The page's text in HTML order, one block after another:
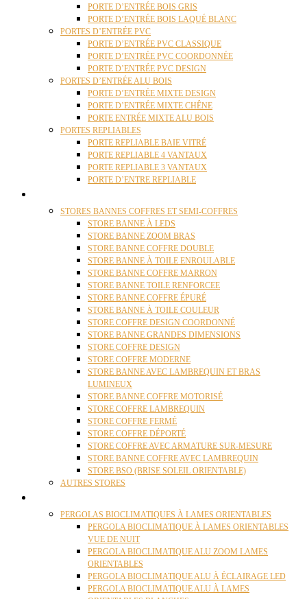
PORTE D’ENTRÉE BOIS GRIS
PORTE D’ENTRÉE BOIS LAQUÉ BLANC
PORTES D’ENTRÉE PVC
PORTE D’ENTRÉE PVC CLASSIQUE
PORTE D’ENTRÉE PVC COORDONNÉE
PORTE D’ENTRÉE PVC DESIGN
PORTES D’ENTRÉE ALU BOIS
PORTE D’ENTRÉE MIXTE DESIGN
PORTE D’ENTRÉE MIXTE CHÊNE
PORTE ENTRÉE MIXTE ALU BOIS
PORTES REPLIABLES
PORTE REPLIABLE BAIE VITRÉ
PORTE REPLIABLE 4 VANTAUX
PORTE REPLIABLE 3 VANTAUX
PORTE D’ENTRE REPLIABLE
STORES BANNES COFFRES ET SEMI-COFFRES
STORE BANNE À LEDS
STORE BANNE ZOOM BRAS
STORE BANNE COFFRE DOUBLE
STORE BANNE À TOILE ENROULABLE
STORE BANNE COFFRE MARRON
STORE BANNE TOILE RENFORCEE
STORE BANNE COFFRE ÉPURÉ
STORE BANNE À TOILE COULEUR
STORE COFFRE DESIGN COORDONNÉ
STORE BANNE GRANDES DIMENSIONS
STORE COFFRE DESIGN
STORE COFFRE MODERNE
STORE BANNE AVEC LAMBREQUIN ET BRAS
LUMINEUX
STORE BANNE COFFRE MOTORISÉ
STORE COFFRE LAMBREQUIN
STORE COFFRE FERMÉ
STORE COFFRE DÉPORTÉ
STORE COFFRE AVEC ARMATURE SUR-MESURE
STORE BANNE COFFRE AVEC LAMBREQUIN
STORE BSO (BRISE SOLEIL ORIENTABLE)
AUTRES STORES
PERGOLAS BIOCLIMATIQUES À LAMES ORIENTABLES
PERGOLA BIOCLIMATIQUE À LAMES ORIENTABLES
VUE DE NUIT
PERGOLA BIOCLIMATIQUE ALU ZOOM LAMES
ORIENTABLES
PERGOLA BIOCLIMATIQUE ALU À ÉCLAIRAGE LED
PERGOLA BIOCLIMATIQUE ALU À LAMES